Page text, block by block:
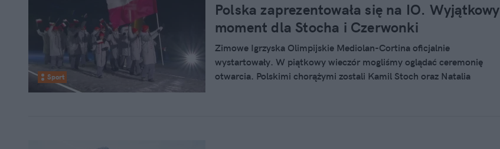
Sport
Polska zaprezentowała się na IO. Wyjątkowy
moment dla Stocha i Czerwonki
Zimowe Igrzyska Olimpijskie Mediolan-Cortina oficjalnie
wystartowały. W piątkowy wieczór mogliśmy oglądać ceremonię
otwarcia. Polskimi chorążymi zostali Kamil Stoch oraz Natalia